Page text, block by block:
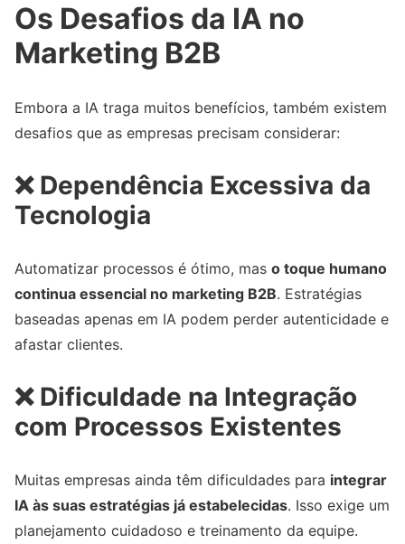
Os Desafios da IA no
Marketing B2B
Embora a IA traga muitos benefícios, também existem
desafios que as empresas precisam considerar:
❌ Dependência Excessiva da
Tecnologia
Automatizar processos é ótimo, mas o toque humano
continua essencial no marketing B2B. Estratégias
baseadas apenas em IA podem perder autenticidade e
afastar clientes.
❌ Dificuldade na Integração
com Processos Existentes
Muitas empresas ainda têm dificuldades para integrar
IA às suas estratégias já estabelecidas. Isso exige um
planejamento cuidadoso e treinamento da equipe.